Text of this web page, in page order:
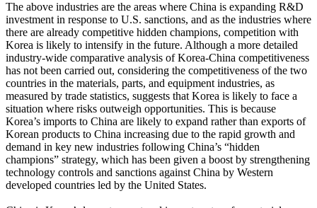
The above industries are the areas where China is expanding R&D
investment in response to U.S. sanctions, and as the industries where
there are already competitive hidden champions, competition with
Korea is likely to intensify in the future. Although a more detailed
industry-wide comparative analysis of Korea-China competitiveness
has not been carried out, considering the competitiveness of the two
countries in the materials, parts, and equipment industries, as
measured by trade statistics, suggests that Korea is likely to face a
situation where risks outweigh opportunities. This is because
Korea’s imports to China are likely to expand rather than exports of
Korean products to China increasing due to the rapid growth and
demand in key new industries following China’s “hidden
champions” strategy, which has been given a boost by strengthening
technology controls and sanctions against China by Western
developed countries led by the United States.